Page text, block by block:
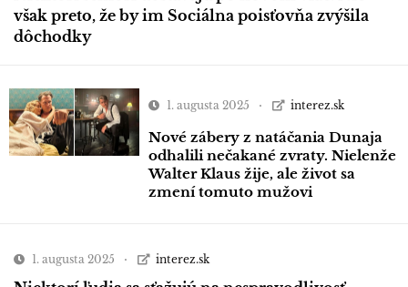
však preto, že by im Sociálna poisťovňa zvýšila
dôchodky
1. augusta 2025 interez.sk
Nové zábery z natáčania Dunaja
odhalili nečakané zvraty. Nielenže
Walter Klaus žije, ale život sa
zmení tomuto mužovi
1. augusta 2025 interez.sk